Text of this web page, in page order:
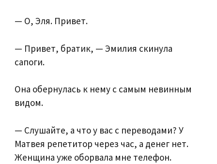
— О, Эля. Привет.
— Привет, братик, — Эмилия скинула
сапоги.
Она обернулась к нему с самым невинным
видом.
— Слушайте, а что у вас с переводами? У
Матвея репетитор через час, а денег нет.
Женщина уже оборвала мне телефон.